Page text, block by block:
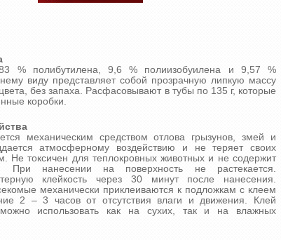
% полибутилена, 9,6 % полиизобуилена и 9,57 %
виду представляет собой прозрачную липкую массу
без запаха. Расфасовывают в тубы по 135 г, которые
коробки.
механическим средством отлова грызунов, змей и
атмосферному воздействию и не теряет своих
Не токсичен для теплокровных животных и не содержит
При нанесении на поверхность не растекается.
клейкость через 30 минут после нанесения.
механически приклеиваются к подложкам с клеем
2 – 3 часов от отсутствия влаги и движения. Клей
можно использовать как на сухих, так и на влажных